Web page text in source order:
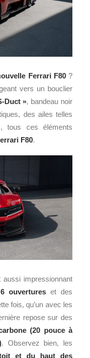
ouvelle Ferrari F80?
vers un bouclier
Duct », bandeau noir
des ailes telles
tous ces éléments
F80.
aussi impressionnant
ouvertures et des
fois, qu’un avec les
repose sur des
(20 pouce à
. Observez bien, les
et du haut des